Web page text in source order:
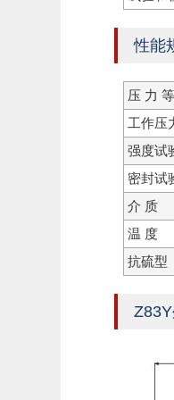
性能
压 力
工作压
强度试
密封试
介 质
温 度
抗硫型